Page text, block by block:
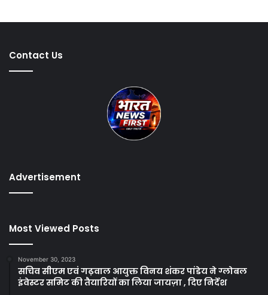
Contact Us
Advertisement
Most Viewed Posts
November 30, 2023
सचिव सीएम एवं गढ़वाल आयुक्त विनय शंकर पांडेय ने ग्लोबल
इंवेस्टर समिट की तैयारियों का लिया जायज़ा , दिए निर्देश